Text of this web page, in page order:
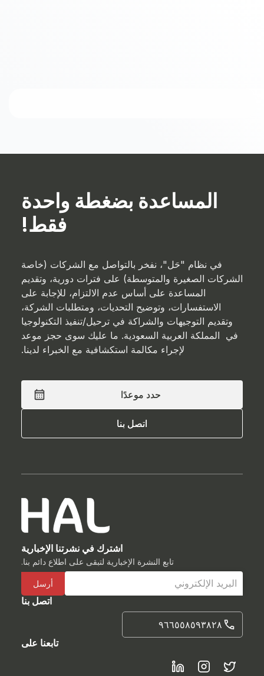
المساعدة بضغطة واحدة
فقط!
في نظام "حَل"، نفخر بالتواصل مع الشركات (خاصة
الشركات الصغيرة والمتوسطة) على فترات دورية، وتقديم
المساعدة على أساس عدم الالتزام، للإجابة على
الاستفسارات، وتوضيح التحديات، ومتطلبات الشركة،
وتقديم التوجيهات والشراكة في ترحيل/تنفيذ التكنولوجيا
في المملكة العربية السعودية. ما عليك سوى حجز موعد
لإجراء مكالمة استكشافية مع الخبراء لدينا.
حدد موعدًا
حدد موعدًا
اتصل بنا
اتصل بنا
اشترك في نشرتنا الإخبارية
تابع النشرة الإخبارية لتبقى على اطلاع دائم بنا.
اتصل بنا
٩٦٦٥٥٨٥٩٣٨٢٨
تابعنا على